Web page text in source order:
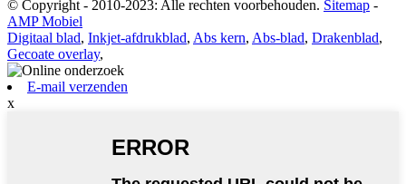
© Copyright - 2010-2023: Alle rechten voorbehouden. Sitemap -
AMP Mobiel
Digitaal blad, Inkjet-afdrukblad, Abs kern, Abs-blad, Drakenblad,
Gecoate overlay,
E-mail verzenden
x